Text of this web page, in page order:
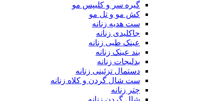
گیره سر و کلیپس مو
کش مو و تل مو
ست هدیه زنانه
جاکلیدی زنانه
عینک طبی زنانه
بند عینک زنانه
بدلیجات زنانه
دستمال تزئینی زنانه
ست شال گردن و کلاه زنانه
چتر زنانه
شال گردن زنانه